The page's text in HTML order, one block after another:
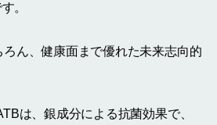
。
ん、健康面まで優れた未来志向的
は、銀成分による抗菌効果で、